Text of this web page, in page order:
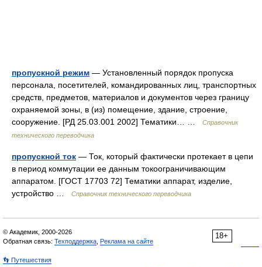
пропускной режим — Установленный порядок пропуска
персонала, посетителей, командированных лиц, транспортных
средств, предметов, материалов и документов через границу
охраняемой зоны, в (из) помещение, здание, строение,
сооружение. [РД 25.03.001 2002] Тематики… …
Справочник
технического переводчика
пропускной ток — Ток, который фактически протекает в цепи
в период коммутации ее данным токоограничивающим
аппаратом. [ГОСТ 17703 72] Тематики аппарат, изделие,
устройство …
Справочник технического переводчика
18+
© Академик, 2000-2026
Обратная связь: Техподдержка Реклама на сайте
👣 Путешествия